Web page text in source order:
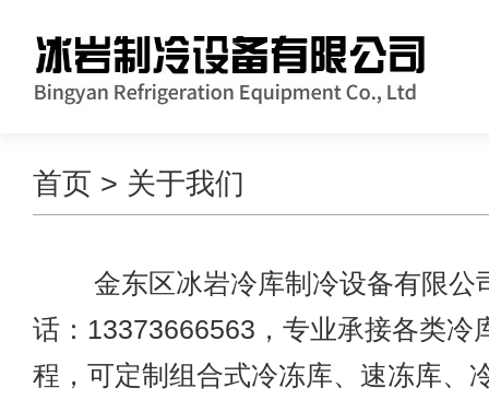
首页 > 关于我们
金东区冰岩冷库制冷设备有限公
话：13373666563，专业承接各类冷
程，可定制组合式冷冻库、速冻库、